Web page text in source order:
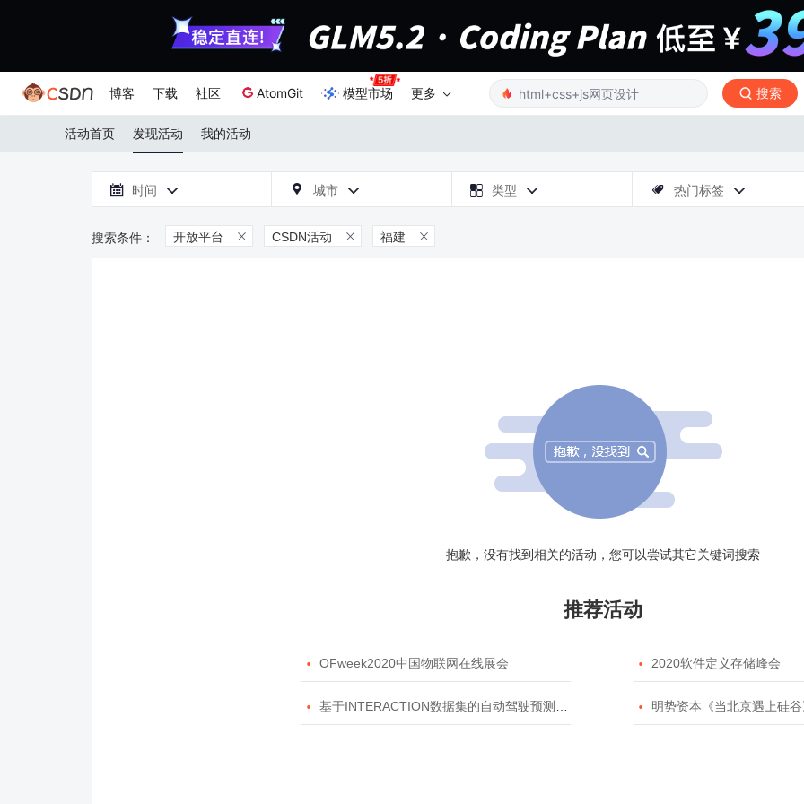
博客 下载 社区 AtomGit 模型市场 更多 搜索
活动首页 发现活动 我的活动
 时间   城市   类型   热门标签 
开放平台  CSDN活动  福建 
抱歉，没有找到相关的活动，您可以尝试其它关键词搜索
推荐活动
 OFweek2020中国物联网在线展会  2020软件定义存储峰会
 基于INTERACTION数据集的自动驾驶预测模型挑战赛  明势资本《当北京遇上硅谷》系列